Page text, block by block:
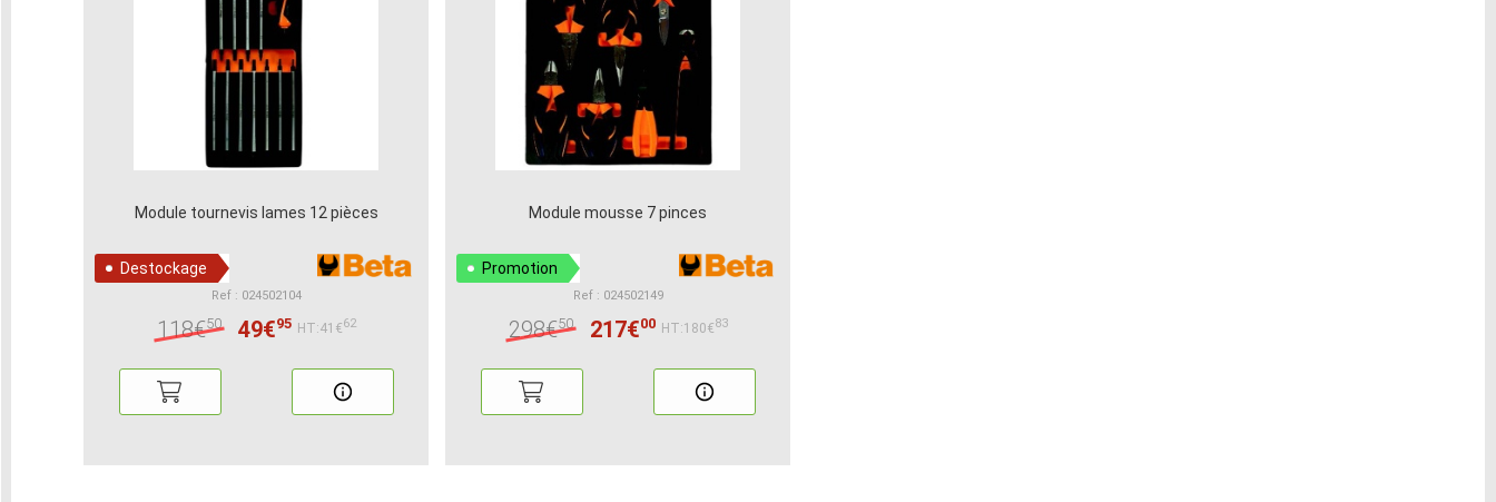
Module tournevis lames 12 pièces
Destockage
Ref : 024502104
118€50 49€95 HT:41€62
Module mousse 7 pinces
Promotion
Ref : 024502149
298€50 217€00 HT:180€83